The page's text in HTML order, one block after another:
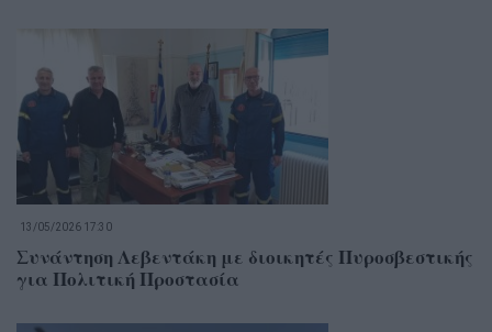
13/05/2026 17:30
Συνάντηση Λεβεντάκη με διοικητές Πυροσβεστικής
για Πολιτική Προστασία